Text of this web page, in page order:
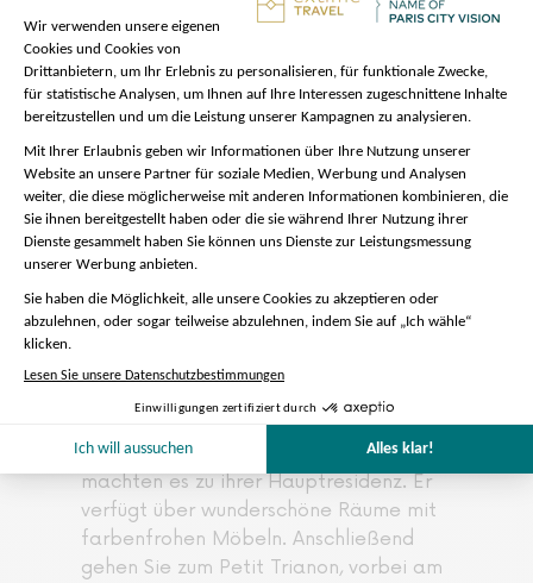
vegetables and fresh herbs
Dessert: Tiramisu classico
Drinks: 1 glass of wine. Filtered water in
carafe. 1 coffee or tea
Gärten von
Versailles
Immer in Begleitung unseres Führers
des Parks. Dort können Sie in eine
besondere Atmosphäre eintauchen,
weit weg vom Gedränge im Schloss von
Versailles. Louis Philippe und Napoleon
machten es zu ihrer Hauptresidenz. Er
verfügt über wunderschöne Räume mit
farbenfrohen Möbeln. Anschließend
gehen Sie zum Petit Trianon, vorbei am